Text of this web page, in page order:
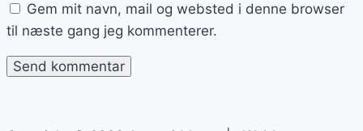
Gem mit navn, mail og websted i denne browser
til næste gang jeg kommenterer.